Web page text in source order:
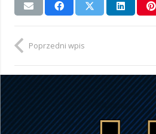
Poprzedni wpis